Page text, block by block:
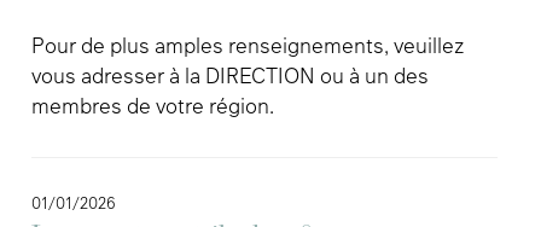
Pour de plus amples renseignements, veuillez
vous adresser à la DIRECTION ou à un des
membres de votre région.
01/01/2026